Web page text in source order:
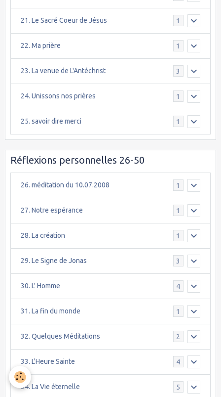
21. Le Sacré Coeur de Jésus 1
22. Ma prière 1
23. La venue de L'Antéchrist 3
24. Unissons nos prières 1
25. savoir dire merci 1
Réflexions personnelles 26-50
26. méditation du 10.07.2008 1
27. Notre espérance 1
28. La création 1
29. Le Signe de Jonas 3
30. L' Homme 4
31. La fin du monde 1
32. Quelques Méditations 2
33. L'Heure Sainte 4
34. La Vie éternelle 5